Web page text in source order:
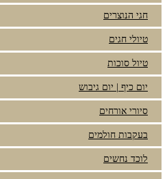
חגי הנוצרים
טיולי חגים
טיול סוכות
יום כיף | יום גיבוש
סיורי אורחים
בעקבות חולמים
לוכד נחשים